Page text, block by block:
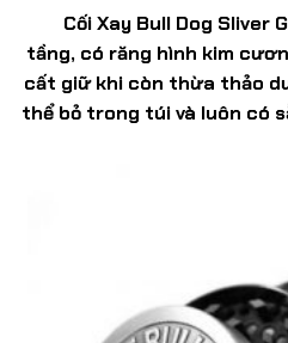
Cối Xay Bull Dog Sliver
tầng, có răng hình kim
cất giữ khi còn thừa thảo
thể bỏ trong túi và luôn có